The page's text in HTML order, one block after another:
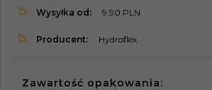
Wysyłka od: 9.90 PLN
Producent: Hydroflex
Zawartość opakowania: